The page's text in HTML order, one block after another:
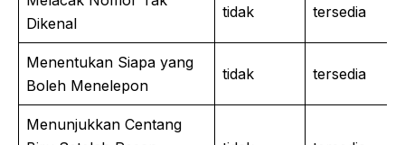
Dikenal
tidak tersedia
Menentukan Siapa yang
Boleh Menelepon
tidak tersedia
Menunjukkan Centang